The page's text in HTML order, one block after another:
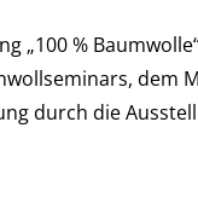
„100 %
dem
durch die